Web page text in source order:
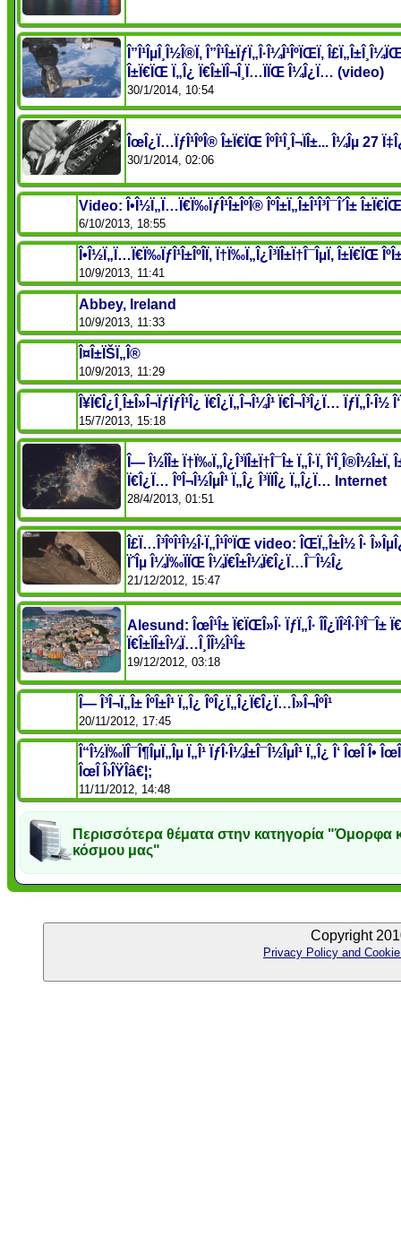
Î”Î¹ÎµÎ¸Î½Î®Ï‚ Î”Î¹Î±ÏƒÏ„Î·Î¼Î¹ÎºÏŒÏ‚
Î±Ï€ÏŒ Ï„Î¿ Ï€Î±ÏÎ¬Î¸Ï…ÏÏŒ Î¼Î¿Ï… (video)
30/1/2014, 10:54
ÎœÎ¿Ï…ÏƒÎ¹ÎºÎ® Î±Ï€ÏŒ ÎºÎ¹Î¸Î¬ÏÎ±... Î¼Îµ 27
30/1/2014, 02:06
Video: Î•Î½Ï„Ï…Ï€Ï‰ÏƒÎ¹Î±ÎºÎ® ÎºÎ±Ï„Î±Î¹Î³Î¯Î´Î± Î±Ï€ÏŒ
6/10/2013, 18:55
Î•Î½Ï„Ï…Ï€Ï‰ÏƒÎ¹Î±ÎºÎ­Ï‚ Ï†Ï‰Ï„Î¿Î³ÏÎ±Ï†Î¯ÎµÏ‚ Î±Ï€ÏŒ
10/9/2013, 11:41
Abbey, Ireland
10/9/2013, 11:33
Î¤Î±ÏŠÏ„Î®
10/9/2013, 11:29
Î¥Ï€Î¿Î¸Î±Î»Î¬ÏƒÏƒÎ¹Î¿ Ï€Î¿Ï„Î¬Î¼Î¹ Ï€Î¬Î³Î¿Ï… ÏƒÏ„Î·Î½
15/7/2013, 15:18
Î— Î½Î­Î± Ï†Ï‰Ï„Î¿Î³ÏÎ±Ï†Î¯Î± Ï„Î·Ï‚
Ï€Î¿Ï… ÎºÎ¬Î½ÎµÎ¹ Ï„Î¿ Î³ÏÏÎ¿ Ï„Î¿Ï… Internet
28/4/2013, 01:51
Î£Ï…Î³ÎºÎ¹Î½Î·Ï„Î¹ÎºÏŒ video: ÎŒÏ„Î±Î½ Î·
ÏˆÎµ Î¼Ï‰ÏÏŒ Î¼Ï€Î±Î¼Ï€Î¿Ï…Î¯Î½Î¿
21/12/2012, 15:47
Alesund: ÎœÎ¹Î± Ï€ÏŒÎ»Î· ÏƒÏ„Î·
Ï€Î±ÏÎ±Î¼Ï…Î¸Î­Î½Î¹Î±
19/12/2012, 03:18
Î— Î³Î¬Ï„Î± ÎºÎ±Î¹ Ï„Î¿ ÎºÎ¿Ï„Î¿Ï€Î¿Ï…Î»Î¬ÎºÎ¹
20/11/2012, 17:45
Î“Î½Ï‰ÏÎ¯Î¶ÎµÏ„Îµ Ï„Î¹ ÏƒÎ·Î¼Î±Î¯Î½ÎµÎ¹ Ï„Î¿ Î‘ ÎœÎ Î•
ÎœÎ Î›ÎŸÎâ€¦;
11/11/2012, 14:48
Περισσότερα θέματα στην κατηγορία "Όμορφα
κόσμου μας"
Copyright
Privacy Policy and